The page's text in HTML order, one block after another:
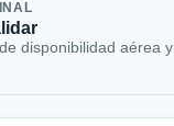
disponibilidad aérea y